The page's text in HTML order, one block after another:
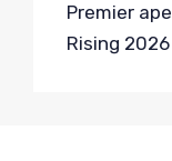
Premier
Rising